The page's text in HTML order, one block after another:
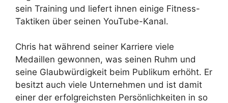
sein Training und liefert ihnen einige Fitness-
Taktiken über seinen YouTube-Kanal.
Chris hat während seiner Karriere viele
Medaillen gewonnen, was seinen Ruhm und
seine Glaubwürdigkeit beim Publikum erhöht. Er
besitzt auch viele Unternehmen und ist damit
einer der erfolgreichsten Persönlichkeiten in so